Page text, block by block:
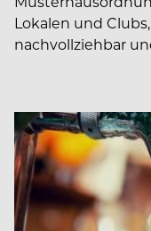
Lokalen und
nachvollziehbar